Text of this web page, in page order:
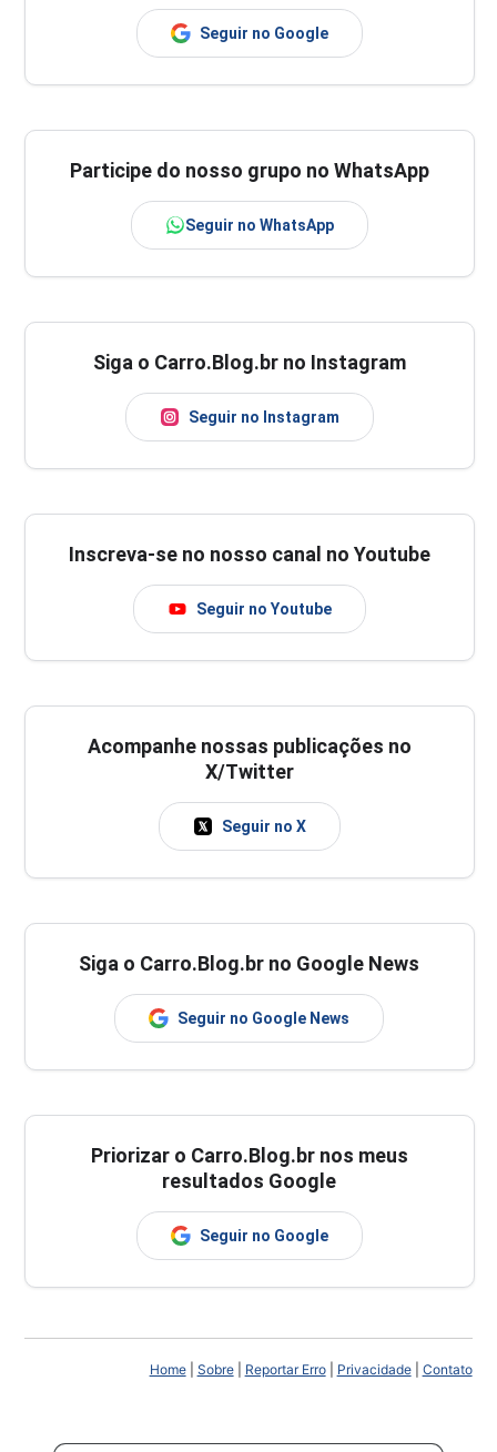
Seguir no Google
Participe do nosso grupo no WhatsApp
Seguir no WhatsApp
Siga o Carro.Blog.br no Instagram
Seguir no Instagram
Inscreva-se no nosso canal no Youtube
Seguir no Youtube
Acompanhe nossas publicações no
X/Twitter
Seguir no X
Siga o Carro.Blog.br no Google News
Seguir no Google News
Priorizar o Carro.Blog.br nos meus
resultados Google
Seguir no Google
Home| Sobre| Reportar Erro| Privacidade| Contato